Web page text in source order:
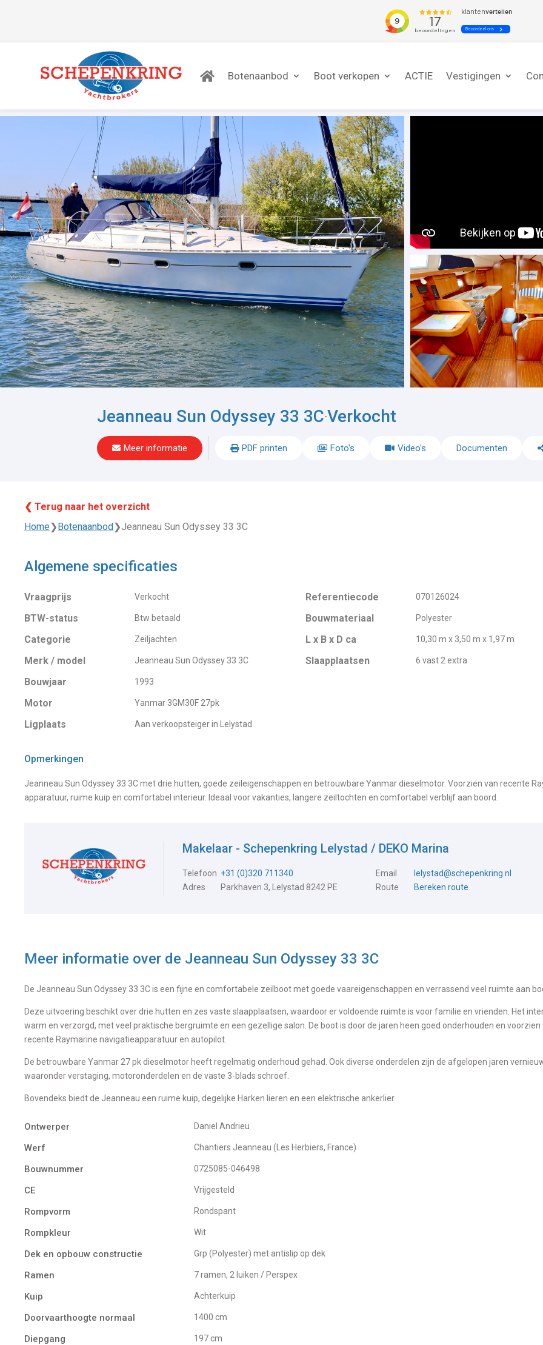
Botenaanbod Boot verkopen ACTIE Vestigingen
Jeanneau Sun Odyssey 33 3C-Verkocht
Meer informatie PDF printen Foto's Video's Documenten
❮ Terug naar het overzicht
Home❯Botenaanbod❯Jeanneau Sun Odyssey 33 3C
Algemene specificaties
Vraagprijs Verkocht
BTW-status Btw betaald
Categorie Zeiljachten
Merk / model Jeanneau Sun Odyssey 33 3C
Bouwjaar 1993
Motor Yanmar 3GM30F 27pk
Ligplaats Aan verkoopsteiger in Lelystad
Referentiecode 070126024
Bouwmateriaal Polyester
L x B x D ca 10,30 m x 3,50 m x 1,97 m
Slaapplaatsen 6 vast 2 extra
Opmerkingen
Jeanneau Sun Odyssey 33 3C met drie hutten, goede zeileigenschappen en betrouwbare Yanmar dieselmotor. Voorzien van recente
apparatuur, ruime kuip en comfortabel interieur. Ideaal voor vakanties, langere zeiltochten en comfortabel verblijf aan boord.
Makelaar - Schepenkring Lelystad / DEKO Marina
Telefoon +31 (0)320 711340 Email
lelystad@schepenkring.nl
Adres
Parkhaven 3, Lelystad 8242 PE Route Bereken route
Meer informatie over de Jeanneau Sun Odyssey 33 3C
De Jeanneau Sun Odyssey 33 3C is een fijne en comfortabele zeilboot met goede vaareigenschappen en verrassend veel ruimte aan
Deze uitvoering beschikt over drie hutten en zes vaste slaapplaatsen, waardoor er voldoende ruimte is voor familie en vrienden. Het
warm en verzorgd, met veel praktische bergruimte en een gezellige salon. De boot is door de jaren heen goed onderhouden en voorzien
recente Raymarine navigatieapparatuur en autopilot.
De betrouwbare Yanmar 27 pk dieselmotor heeft regelmatig onderhoud gehad. Ook diverse onderdelen zijn de afgelopen jaren
waaronder verstaging, motoronderdelen en de vaste 3-blads schroef.
Bovendeks biedt de Jeanneau een ruime kuip, degelijke Harken lieren en een elektrische ankerlier.
Ontwerper Daniel Andrieu
Werf Chantiers Jeanneau (Les Herbiers, France)
Bouwnummer 0725085-046498
CE Vrijgesteld
Rompvorm Rondspant
Rompkleur Wit
Dek en opbouw constructie Grp (Polyester) met antislip op dek
Ramen 7 ramen, 2 luiken / Perspex
Kuip Achterkuip
Doorvaarthoogte normaal 1400 cm
Diepgang 197 cm